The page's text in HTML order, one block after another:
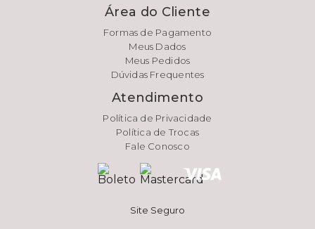
Área do Cliente
Formas de Pagamento
Meus Dados
Meus Pedidos
Dúvidas Frequentes
Atendimento
Política de Privacidade
Política de Trocas
Fale Conosco
Site Seguro